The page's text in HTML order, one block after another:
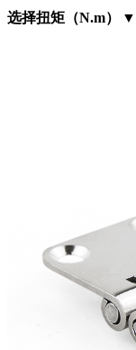
选择扭矩（N.m）